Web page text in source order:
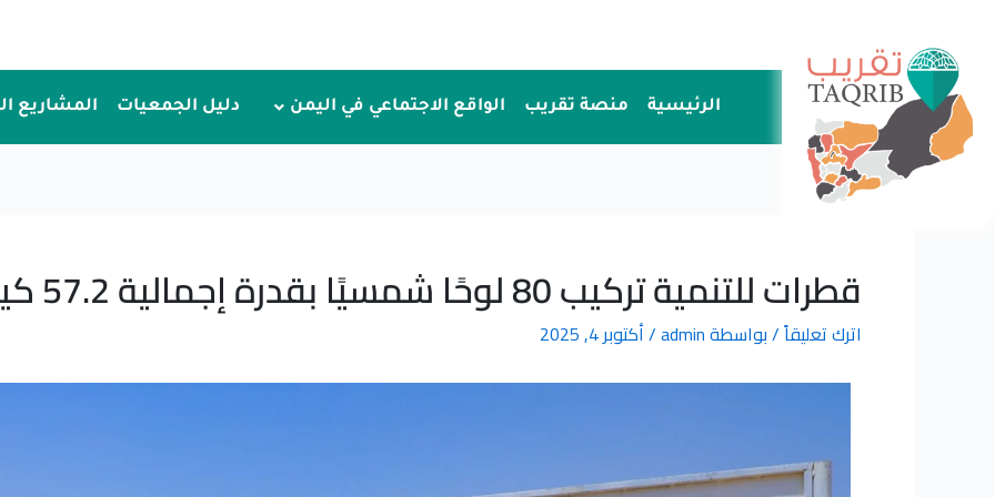
المحتوى
الرئيسية منصة تقريب الواقع الاجتماعي في اليمن دليل الجمعيات المشاريع
قطرات للتنمية تركيب 80 لوحًا شمسيًا بقدرة إجمالية 57.2 كيلو وات
اترك تعليقاً/ بواسطةadmin
/أكتوبر 4, 2025